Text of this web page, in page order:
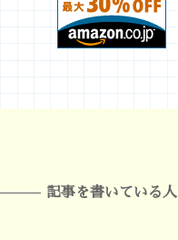
記事を書いている人